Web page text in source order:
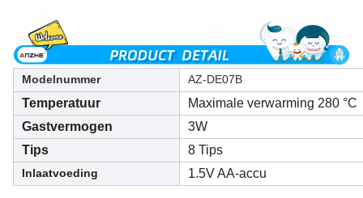
Modelnummer AZ-DE07B
Temperatuur
Maximale verwarming 280 °C
Gastvermogen
3W
Tips
8 Tips
Inlaatvoeding 1.5V AA-accu